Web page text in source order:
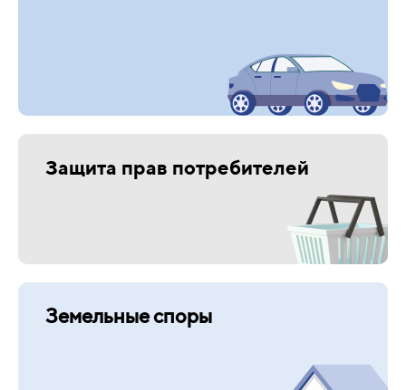
Защита прав потребителей
Земельные споры